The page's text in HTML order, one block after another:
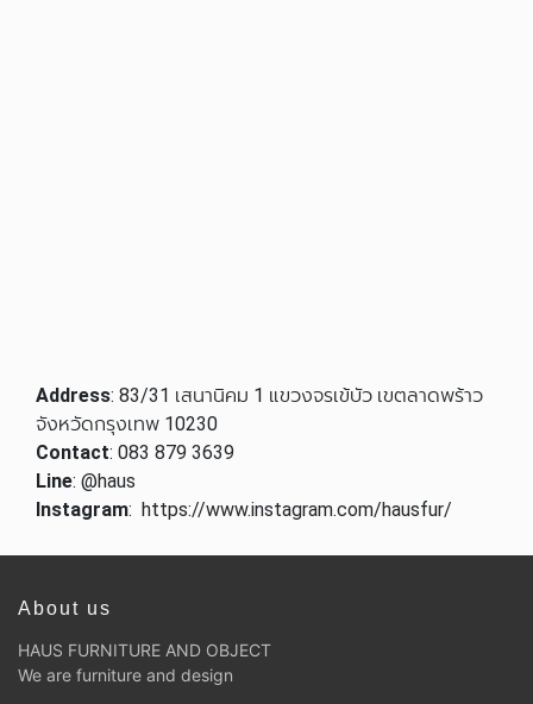
Address: 83/31 เสนานิคม 1 แขวงจรเข้บัว เขตลาดพร้าว
จังหวัดกรุงเทพ 10230
Contact: 083 879 3639
Line: @haus
Instagram: https://www.instagram.com/hausfur/
About us
HAUS FURNITURE AND OBJECT
We are furniture and design